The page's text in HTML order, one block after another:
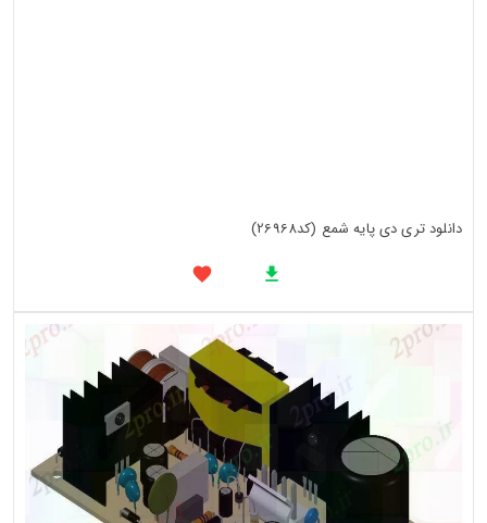
دانلود تری دی پایه شمع (کد26968)